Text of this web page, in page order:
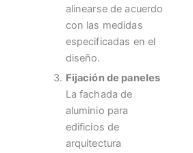
alinearse de acuerdo
con las medidas
especificadas en el
diseño.
Fijación de paneles
La fachada de
aluminio para
edificios de
arquitectura